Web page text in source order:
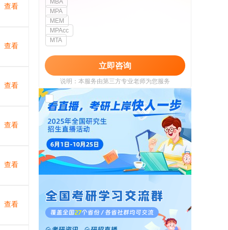
查看
查看
查看
查看
查看
查看
MBA
MPA
MEM
MPAcc
MTA
立即咨询
说明：本服务由第三方专业老师为您服务
我已阅读并同意 《用户政策》
《用户服务
使用协议》